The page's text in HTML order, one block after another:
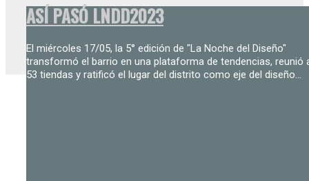
ASÍ PASÓ LNDD2023
El miércoles 17/05, la 5° edición de "La Noche del Diseño"
transformó el barrio en una plataforma de tendencias, reunió
53 tiendas y ratificó el lugar del distrito como eje del diseño...